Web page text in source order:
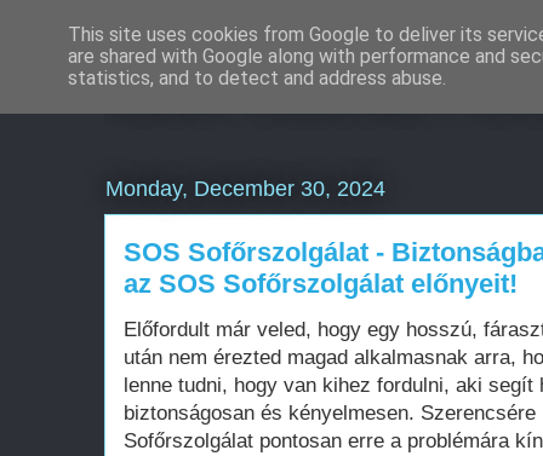
Eladó használt
Monday, December 30, 2024
SOS Sofőrszolgálat -
az SOS Sofőrszolgálat előnyeit!
Előfordult már veled, hogy egy hosszú,
után nem érezted magad alkalmasnak arra,
lenne tudni, hogy van kihez fordulni, aki segít
biztonságosan és kényelmesen.
Sofőrszolgálat pontosan erre a problémára
This site uses cookies from Google to deliver its
are shared with Google along with performance and
statistics, and to detect and address abuse.